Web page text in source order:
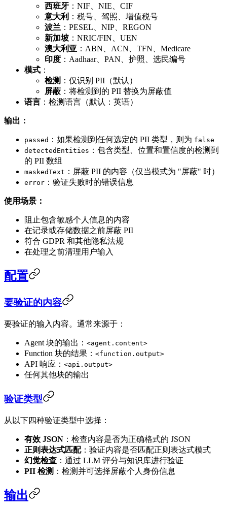
西班牙 ：NIF、NIE、CIF
意大利 ：税号、驾照、增值税号
波兰 ：PESEL、NIP、REGON
新加坡 ：NRIC/FIN、UEN
澳大利亚 ：ABN、ACN、TFN、Medicare
印度 ：Aadhaar、PAN、护照、选民编号
模式 ：
检测 ：仅识别 PII（默认）
屏蔽 ：将检测到的 PII 替换为屏蔽值
语言 ：检测语言（默认：英语）
输出：
passed ：如果检测到任何选定的 PII 类型，则为 false
detectedEntities ：包含类型、位置和置信度的检测到
的 PII 数组
maskedText ：屏蔽 PII 的内容（仅当模式为 "屏蔽" 时）
error ：验证失败时的错误信息
使用场景：
阻止包含敏感个人信息的内容
在记录或存储数据之前屏蔽 PII
符合 GDPR 和其他隐私法规
在处理之前清理用户输入
配置
要验证的内容
要验证的输入内容。通常来源于：
Agent 块的输出： <agent.content>
Function 块的结果： <function.output>
API 响应： <api.output>
任何其他块的输出
验证类型
从以下四种验证类型中选择：
有效 JSON ：检查内容是否为正确格式的 JSON
正则表达式匹配：验证内容是否匹配正则表达式模式
幻觉检查 ：通过 LLM 评分与知识库进行验证
PII 检测 ：检测并可选择屏蔽个人身份信息
输出